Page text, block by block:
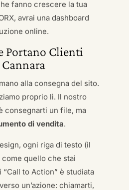
fanno crescere la tua
avrai una dashboard
online.
Portano Clienti
alla consegna del sito.
proprio lì. Il nostro
consegnarti un file, ma
di vendita.
ogni riga di testo (il
quello che stai
to Action” è studiata
un’azione: chiamarti,